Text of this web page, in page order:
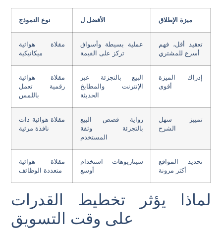
نوع النموذج الأفضل ل ميزة الإطلاق
مقلاة هوائية
ميكانيكية
عملية بسيطة وأسواق
تركز على القيمة
تعقيد أقل، فهم
أسرع للمشتري
مقلاة هوائية
رقمية تعمل
باللمس
البيع بالتجزئة عبر
الإنترنت والمطابخ
الحديثة
إدراك الميزة
أقوى
مقلاة هوائية ذات
نافذة مرئية
رواية قصص البيع
بالتجزئة وثقة
المستخدم
تمييز سهل
الشرح
مقلاة هوائية
متعددة الوظائف
سيناريوهات استخدام
أوسع
تحديد المواقع
أكثر مرونة
لماذا يؤثر تخطيط القدرات
على وقت التسويق